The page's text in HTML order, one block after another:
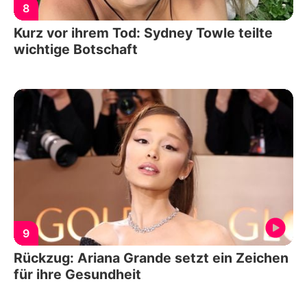
8
Kurz vor ihrem Tod: Sydney Towle teilte
wichtige Botschaft
9
Rückzug: Ariana Grande setzt ein Zeichen
für ihre Gesundheit